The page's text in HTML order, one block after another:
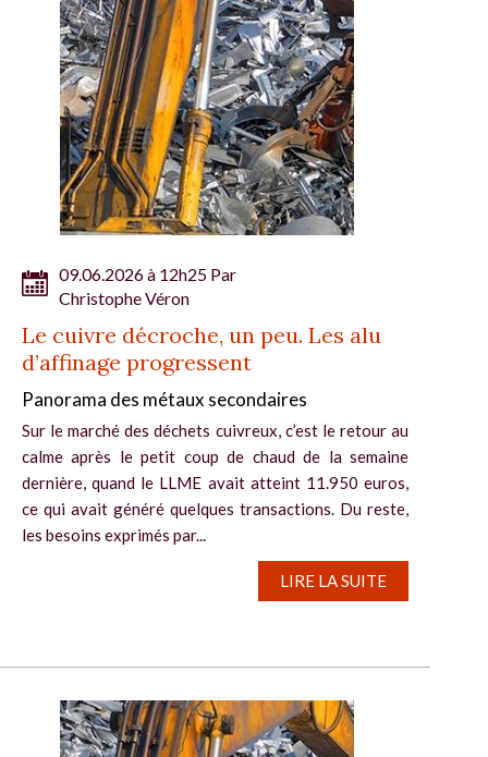
09.06.2026 à 12h25 Par
Christophe Véron
Le cuivre décroche, un peu. Les alu
d’affinage progressent
Panorama des métaux secondaires
Sur le marché des déchets cuivreux, c’est le retour au
calme après le petit coup de chaud de la semaine
dernière, quand le LLME avait atteint 11.950 euros,
ce qui avait généré quelques transactions. Du reste,
les besoins exprimés par...
LIRE LA SUITE